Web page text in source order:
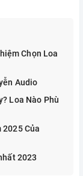
Chọn Loa
Audio
Loa Nào Phù
2025 Của
2023